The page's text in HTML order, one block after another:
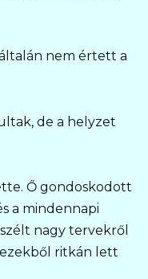
nem értett a
de a helyzet
Ő gondoskodott
a mindennapi
nagy tervekről
ritkán lett